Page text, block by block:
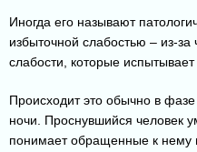
Иногда его называют
избыточной слабостью – из-за
слабости, которые испытывает
Происходит это обычно в
ночи. Проснувшийся человек
понимает обращенные к нему